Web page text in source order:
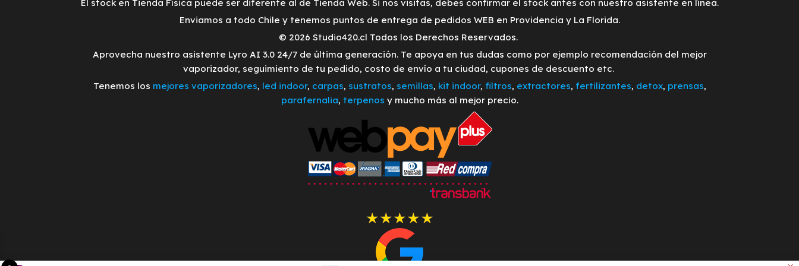
El stock en Tienda Física puede ser diferente al de Tienda Web. Si nos visitas, debes confirmar el stock antes con nuestro asistente en línea.
Enviamos a todo Chile y tenemos puntos de entrega de pedidos WEB en Providencia y La Florida.
© 2026 Studio420.cl Todos los Derechos Reservados.
Aprovecha nuestro asistente Lyro AI 3.0 24/7 de última generación. Te apoya en tus dudas como por ejemplo recomendación del mejor
vaporizador, seguimiento de tu pedido, costo de envío a tu ciudad, cupones de descuento etc.
Tenemos los mejores vaporizadores, led indoor, carpas, sustratos, semillas, kit indoor, filtros, extractores, fertilizantes, detox, prensas,
parafernalia, terpenos y mucho más al mejor precio.